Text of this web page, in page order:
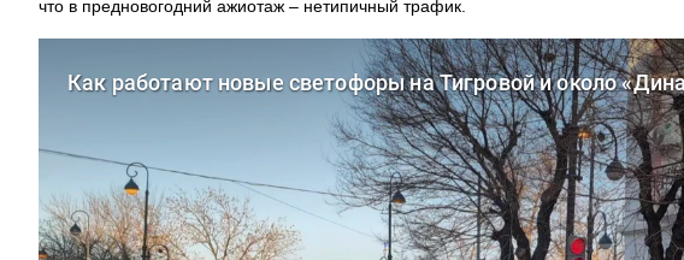
что в предновогодний ажиотаж – нетипичный трафик.